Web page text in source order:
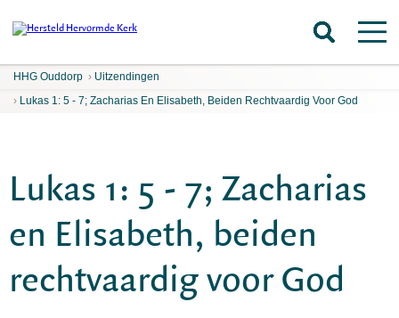
HHG Ouddorp › Uitzendingen
› Lukas 1: 5 - 7; Zacharias En Elisabeth, Beiden Rechtvaardig Voor God
Lukas 1: 5 - 7; Zacharias
en Elisabeth, beiden
rechtvaardig voor God